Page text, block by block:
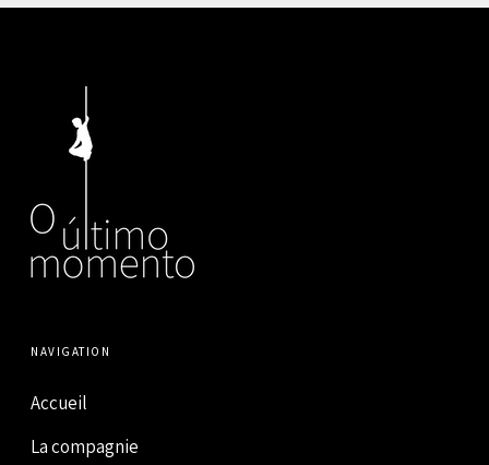
NAVIGATION
Accueil
La compagnie